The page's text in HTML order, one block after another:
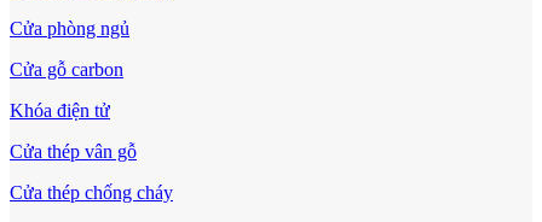
Cửa phòng ngủ
Cửa gỗ carbon
Khóa điện tử
Cửa thép vân gỗ
Cửa thép chống cháy